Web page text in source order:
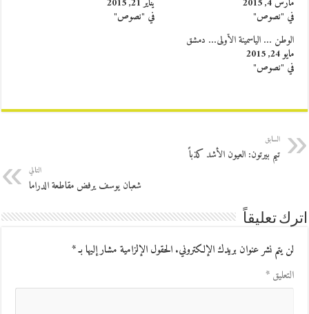
في "نصوص"
في "نصوص"
الوطن … الياسمينة الأولى… دمشق
مايو 24, 2015
في "نصوص"
السابق
تيم بيرتون: العيون الأشد كذباً
التالي
شعبان يوسف يرفض مقاطعة الدراما
اترك تعليقاً
لن يتم نشر عنوان بريدك الإلكتروني.الحقول الإلزامية مشار إليها بـ*
التعليق*